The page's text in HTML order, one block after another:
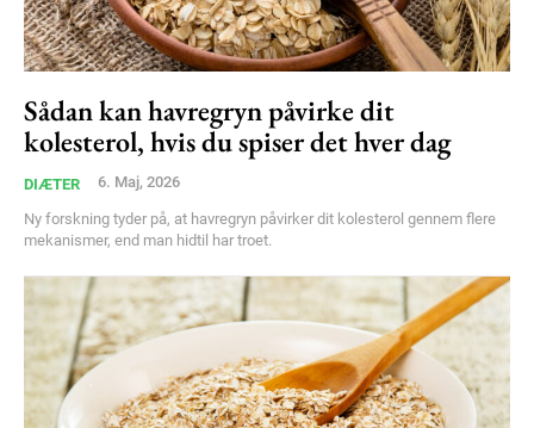
Sådan kan havregryn påvirke dit
kolesterol, hvis du spiser det hver dag
DIÆTER 6. Maj, 2026
Ny forskning tyder på, at havregryn påvirker dit kolesterol gennem flere
mekanismer, end man hidtil har troet.